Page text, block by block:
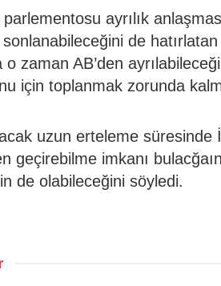
ayrılık
de
o zaman AB’den
için toplanmak zorunda
uzun erteleme süresinde
geçirebilme imkanı
de olabileceğini söyledi.